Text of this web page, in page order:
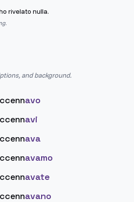
rivelato nulla.
and background.
avo
avi
ava
avamo
avate
avano